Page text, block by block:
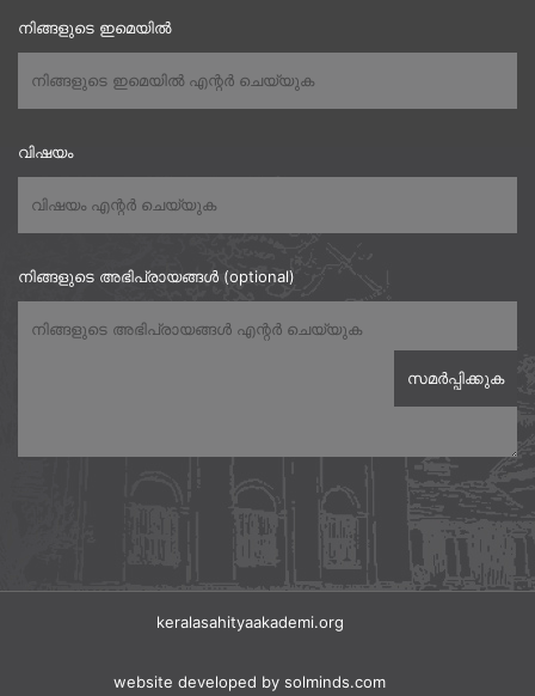
നിങ്ങളുടെ ഇമെയിൽ
വിഷയം
നിങ്ങളുടെ അഭിപ്രായങ്ങൾ (optional)
keralasahityaakademi.org
website developed by solminds.com